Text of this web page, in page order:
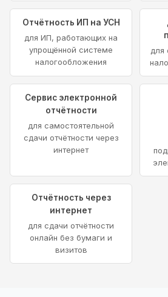
Отчётность ИП на УСН
для ИП, работающих на
упрощённой системе
налогообложения
для
Сервис электронной
отчётности
для самостоятельной
сдачи отчётности через
интернет
Отчётность через
интернет
для сдачи отчётности
онлайн без бумаги и
визитов